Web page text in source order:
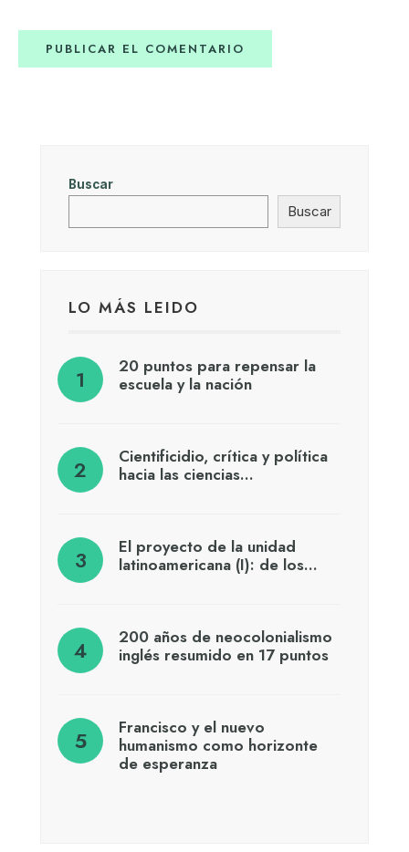
Buscar
Buscar
LO MÁS LEIDO
20 puntos para repensar la
escuela y la nación
Cientificidio, crítica y política
hacia las ciencias…
El proyecto de la unidad
latinoamericana (I): de los…
200 años de neocolonialismo
inglés resumido en 17 puntos
Francisco y el nuevo
humanismo como horizonte
de esperanza